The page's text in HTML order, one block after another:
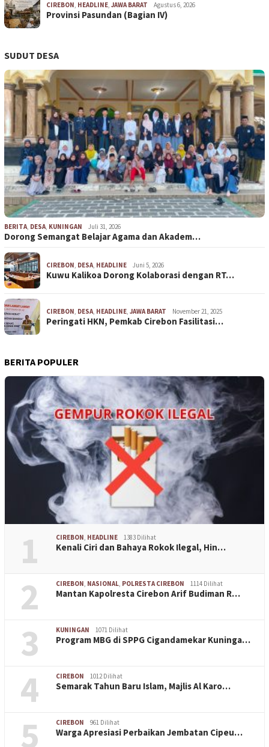
CIREBON HEADLINE JAWA BARAT Agustus 6, 2026
Provinsi Pasundan (Bagian IV)
SUDUT DESA
BERITA DESA KUNINGAN Juli 31, 2026
Dorong Semangat Belajar Agama dan Akadem…
CIREBON DESA HEADLINE Juni 5, 2026
Kuwu Kalikoa Dorong Kolaborasi dengan RT…
CIREBON DESA HEADLINE JAWA BARAT November 21, 2025
Peringati HKN, Pemkab Cirebon Fasilitasi…
BERITA POPULER
1 CIREBON HEADLINE 1383 Dilihat
Kenali Ciri dan Bahaya Rokok Ilegal, Hin…
2 CIREBON NASIONAL POLRESTA CIREBON 1114 Dilihat
Mantan Kapolresta Cirebon Arif Budiman R…
3 KUNINGAN 1071 Dilihat
Program MBG di SPPG Cigandamekar Kuninga…
4 CIREBON 1012 Dilihat
Semarak Tahun Baru Islam, Majlis Al Karo…
5 CIREBON 961 Dilihat
Warga Apresiasi Perbaikan Jembatan Cipeu…